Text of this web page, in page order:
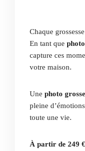
Chaque
En tant que
capture ces
votre maison.
Une photo
pleine
toute une vie.
À partir de 249